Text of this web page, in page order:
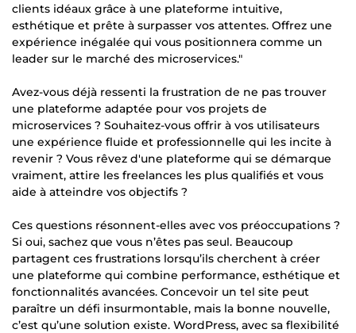
clients idéaux grâce à une plateforme intuitive,
esthétique et prête à surpasser vos attentes. Offrez une
expérience inégalée qui vous positionnera comme un
leader sur le marché des microservices."
Avez-vous déjà ressenti la frustration de ne pas trouver
une plateforme adaptée pour vos projets de
microservices ? Souhaitez-vous offrir à vos utilisateurs
une expérience fluide et professionnelle qui les incite à
revenir ? Vous rêvez d'une plateforme qui se démarque
vraiment, attire les freelances les plus qualifiés et vous
aide à atteindre vos objectifs ?
Ces questions résonnent-elles avec vos préoccupations ?
Si oui, sachez que vous n’êtes pas seul. Beaucoup
partagent ces frustrations lorsqu’ils cherchent à créer
une plateforme qui combine performance, esthétique et
fonctionnalités avancées. Concevoir un tel site peut
paraître un défi insurmontable, mais la bonne nouvelle,
c’est qu’une solution existe. WordPress, avec sa flexibilité